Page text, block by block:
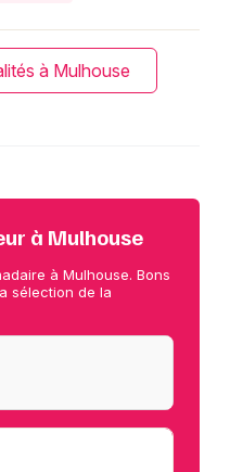
à Mulhouse
à Mulhouse
à Mulhouse. Bons
sélection de la